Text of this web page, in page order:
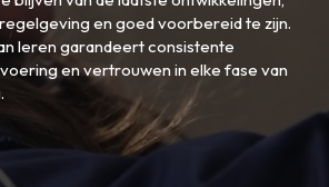
en goed voorbereid te zijn.
leren garandeert consistente
en vertrouwen in elke fase van